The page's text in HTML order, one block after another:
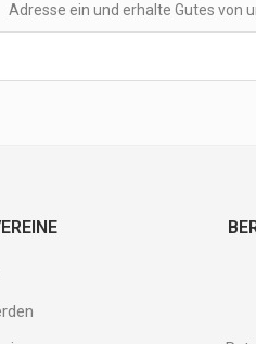
Adresse ein und erhalte Gutes von